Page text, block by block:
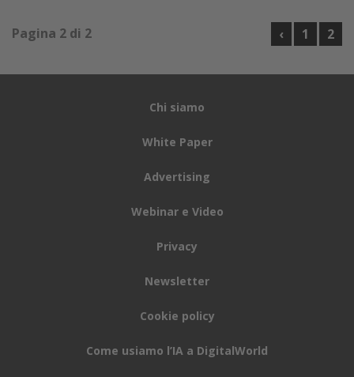
Pagina 2 di 2 ‹ 1 2
Chi siamo
White Paper
Advertising
Webinar e Video
Privacy
Newsletter
Cookie policy
Come usiamo l’IA a DigitalWorld